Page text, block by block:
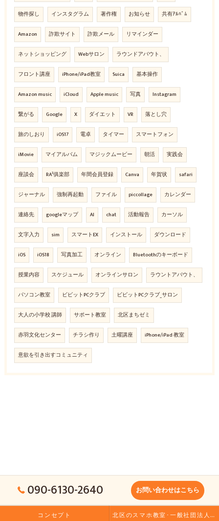
物件探し インスタグラム 著作権 お知らせ 共有ｱﾙﾊﾞﾑ
Amazon 詐欺サイト 詐欺メール リマインダー
ネットショッピング Webサロン ラウンドアバウト、
フロント講座 iPhone/iPad教室 Suica 基本操作
Amazon music iCloud Apple music 写真 Instagram
繋がる Google X ダイエット VR 落とし穴
旅のしおり iOS17 電卓 タイマー スマートフォン
iMovie マイアルバム マジックムービー 朝活 実践会
座談会 RA²俱楽部 年間会員登録 Canva 年賀状 safari
ジャーナル 強制再起動 ファイル piccollage カレンダー
連絡先 googleマップ AI chat 活動報告 カーソル
文字入力 sim スマートEX インストール ダウンロード
iOS iOS18 写真加工 オンライン Bluetoothのキーボード
授業内容 スケジュール オンラインサロン ラウントアバウト、
パソコン教室 ビビットPCクラブ ビビットPCクラブ_サロン
大人の小学校 講師 サポート教室 北区まちゼミ
赤羽文化センター チラシ作り 土曜講座 iPhone/iPad 教室
意欲を引き出すコミュニティ
090-6130-2640 お問い合わせはこちら
コンセプト 北区のスマホ教室･一般社団法人大人の小学校の口コミ情報